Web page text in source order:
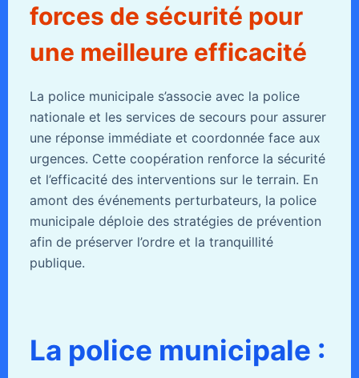
forces de sécurité pour
une meilleure efficacité
La police municipale s’associe avec la police
nationale et les services de secours pour assurer
une réponse immédiate et coordonnée face aux
urgences. Cette coopération renforce la sécurité
et l’efficacité des interventions sur le terrain. En
amont des événements perturbateurs, la police
municipale déploie des stratégies de prévention
afin de préserver l’ordre et la tranquillité
publique.
La police municipale :